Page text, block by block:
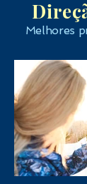
Melhores